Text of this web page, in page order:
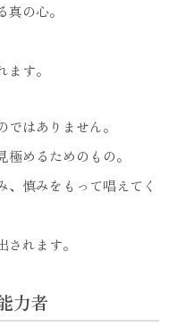
の心。
す。
はありません。
めるためのもの。
慎みをもって唱えてく
れます。
力者